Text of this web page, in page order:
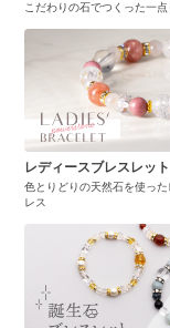
こだわりの石でつくった一
レディースブレスレット
色とりどりの天然石を使っ
レス